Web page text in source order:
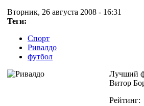
Вторник, 26 августа 2008 - 16:31
Теги:
Спорт
Ривалдо
футбол
Лучший
Витор
Рейтинг: